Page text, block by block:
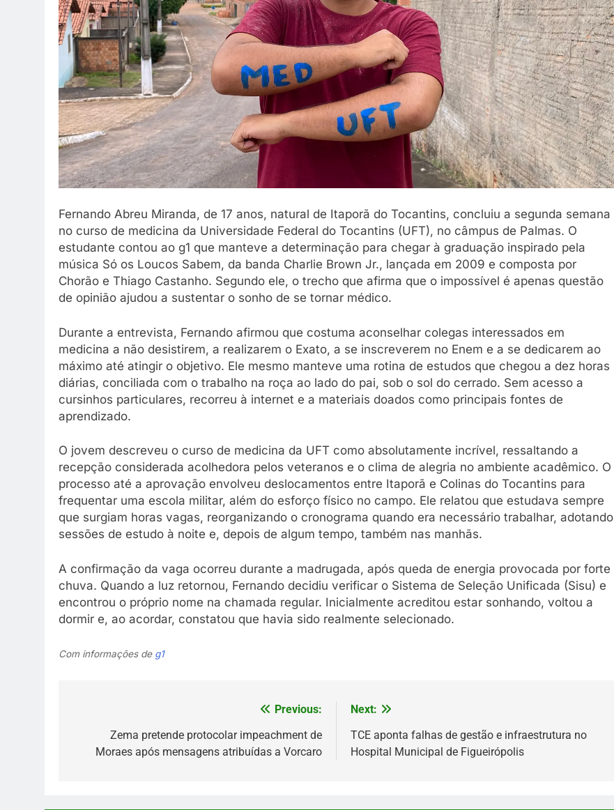
Fernando Abreu Miranda, de 17 anos, natural de Itaporã do Tocantins, concluiu a segunda semana
no curso de medicina da Universidade Federal do Tocantins (UFT), no câmpus de Palmas. O
estudante contou ao g1 que manteve a determinação para chegar à graduação inspirado pela
música Só os Loucos Sabem, da banda Charlie Brown Jr., lançada em 2009 e composta por
Chorão e Thiago Castanho. Segundo ele, o trecho que afirma que o impossível é apenas questão
de opinião ajudou a sustentar o sonho de se tornar médico.
Durante a entrevista, Fernando afirmou que costuma aconselhar colegas interessados em
medicina a não desistirem, a realizarem o Exato, a se inscreverem no Enem e a se dedicarem ao
máximo até atingir o objetivo. Ele mesmo manteve uma rotina de estudos que chegou a dez horas
diárias, conciliada com o trabalho na roça ao lado do pai, sob o sol do cerrado. Sem acesso a
cursinhos particulares, recorreu à internet e a materiais doados como principais fontes de
aprendizado.
O jovem descreveu o curso de medicina da UFT como absolutamente incrível, ressaltando a
recepção considerada acolhedora pelos veteranos e o clima de alegria no ambiente acadêmico. O
processo até a aprovação envolveu deslocamentos entre Itaporã e Colinas do Tocantins para
frequentar uma escola militar, além do esforço físico no campo. Ele relatou que estudava sempre
que surgiam horas vagas, reorganizando o cronograma quando era necessário trabalhar, adotando
sessões de estudo à noite e, depois de algum tempo, também nas manhãs.
A confirmação da vaga ocorreu durante a madrugada, após queda de energia provocada por forte
chuva. Quando a luz retornou, Fernando decidiu verificar o Sistema de Seleção Unificada (Sisu) e
encontrou o próprio nome na chamada regular. Inicialmente acreditou estar sonhando, voltou a
dormir e, ao acordar, constatou que havia sido realmente selecionado.
Com informações de g1
Previous:
Zema pretende protocolar impeachment de
Moraes após mensagens atribuídas a Vorcaro
Next:
TCE aponta falhas de gestão e infraestrutura no
Hospital Municipal de Figueirópolis